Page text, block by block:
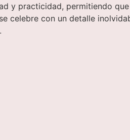
y practicidad, permitiendo
celebre con un detalle